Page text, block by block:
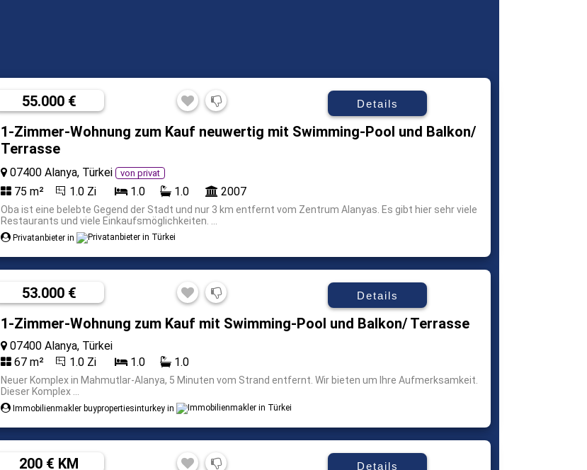
55.000 € Details
1-Zimmer-Wohnung zum Kauf neuwertig mit Swimming-Pool und Balkon/
Terrasse
07400 Alanya, Türkei von privat
75 m² 1.0 Zi 1.0 1.0 2007
Oba ist eine belebte Gegend der Stadt und nur 3 km entfernt vom Zentrum Alanyas. Es gibt hier sehr viele
Restaurants und viele Einkaufsmöglichkeiten. ...
Privatanbieter in
53.000 € Details
1-Zimmer-Wohnung zum Kauf mit Swimming-Pool und Balkon/ Terrasse
07400 Alanya, Türkei
67 m²
1.0 Zi 1.0 1.0
Neuer Komplex in Mahmutlar-Alanya, 5 Minuten vom Strand entfernt. Wir bieten um Ihre Aufmerksamkeit.
Dieser Komplex ...
Immobilienmakler buypropertiesinturkey in
200 € KM Details